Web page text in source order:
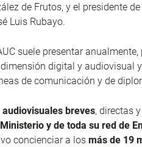
de Frutos, y el presidente
Luis Rubayo.
suele presentar anualmente,
digital y audiovisual
de comunicación y de
breves, directas
y de toda su red de
concienciar a los más de 19